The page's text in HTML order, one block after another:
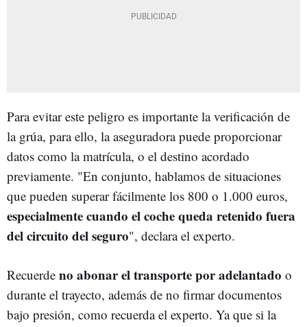
Para evitar este peligro es importante la verificación de
la grúa, para ello, la aseguradora puede proporcionar
datos como la matrícula, o el destino acordado
previamente. "En conjunto, hablamos de situaciones
que pueden superar fácilmente los 800 o 1.000 euros,
especialmente cuando el coche queda retenido fuera
del circuito del seguro", declara el experto.
Recuerde no abonar el transporte por adelantado o
durante el trayecto, además de no firmar documentos
bajo presión, como recuerda el experto. Ya que si la